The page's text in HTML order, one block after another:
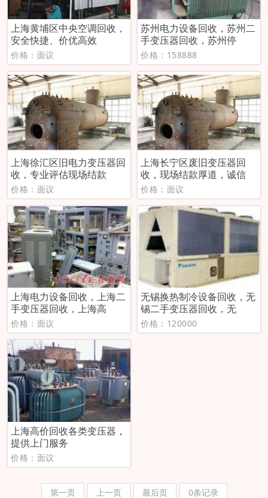
上海黄埔区中央空调回收，
安全快捷、价优高效
价格：面议
苏州电力设备回收，苏州二
手变压器回收，苏州停
价格：158888
上海徐汇区旧电力变压器回
收，专业评估现场结款
价格：面议
上海长宁区废旧变压器回
收，现场结款厚道，诚信
价格：面议
上海电力设备回收，上海二
手变压器回收，上海高
价格：面议
无锡换热制冷设备回收，无
锡二手变压器回收，无
价格：120000
上海高价回收各类变压器，
提供上门服务
价格：面议
第一页 上一页 最后页 0条记录